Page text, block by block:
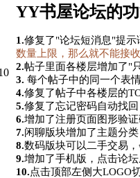
YY书屋论坛的
1.修复了"论坛短消息"提示
数量上限，那么就不能接
2.帖子里面各楼层增加了"
3. 每个帖子中的同一个表
4.修复了帖子中各楼层的
5.修复了忘记密码自动找回
6.增加了注册页面图形验
7.闲聊版块增加了主题分类
8.数码版块可以二手交易
9.增加了手机版，点击论
10.点击顶部左侧大LOGO